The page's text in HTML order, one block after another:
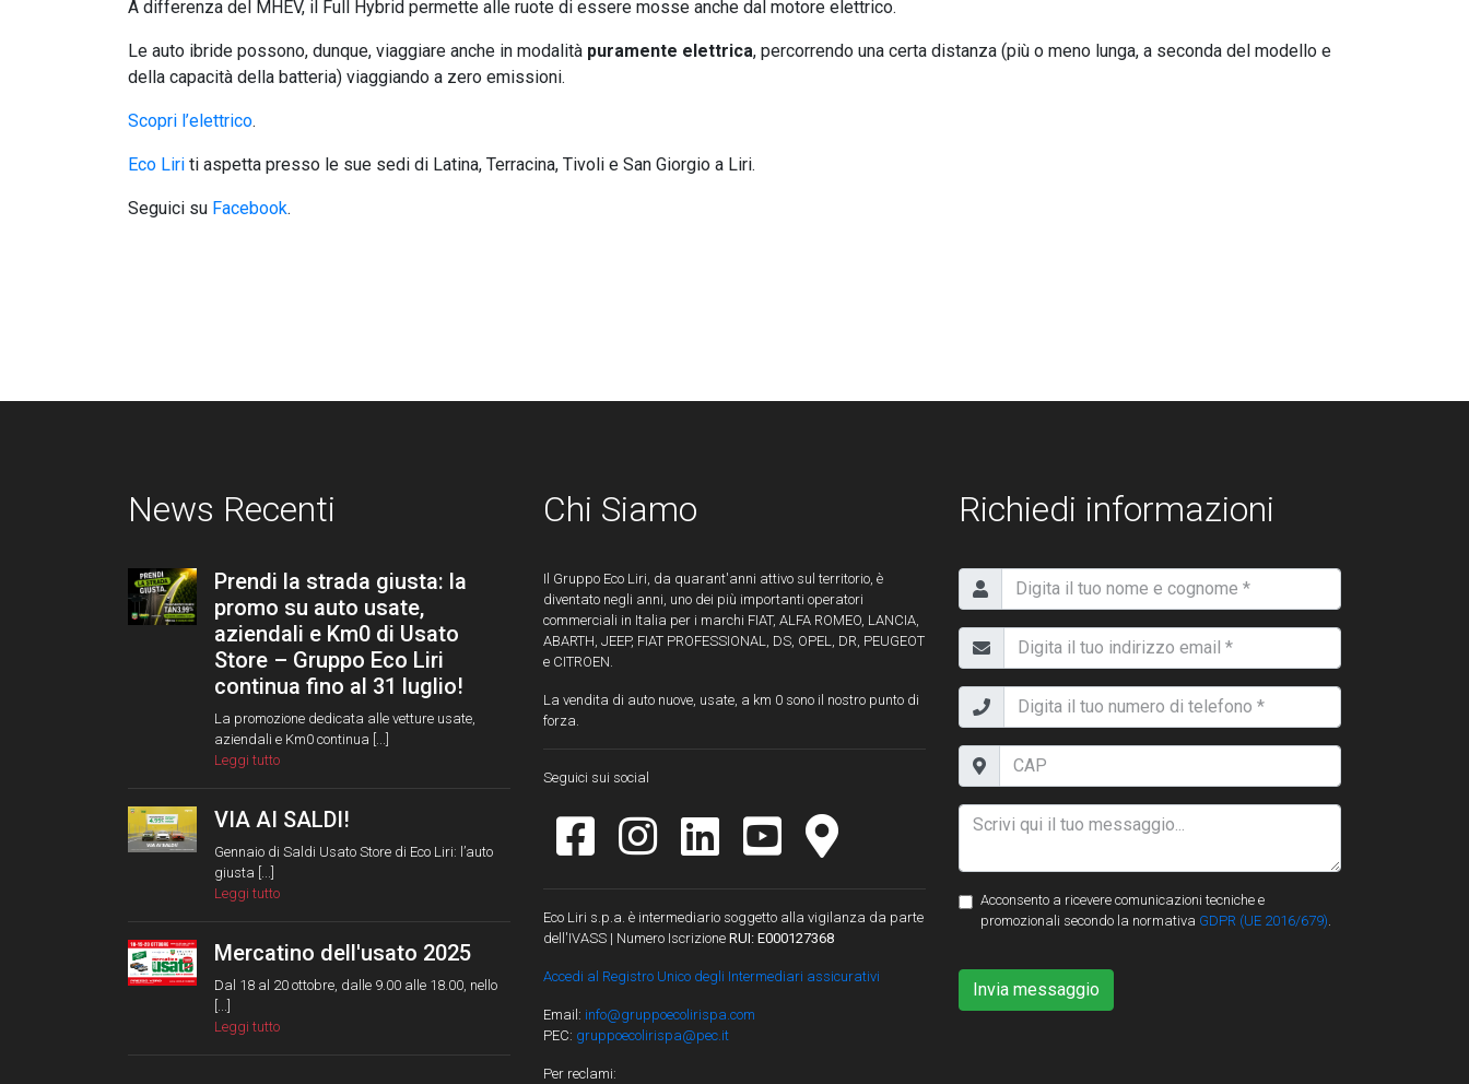
A differenza del MHEV, il Full Hybrid permette alle ruote di essere mosse anche dal motore elettrico.
Le auto ibride possono, dunque, viaggiare anche in modalità puramente elettrica, percorrendo una certa distanza (più o meno lunga, a seconda del modello e
della capacità della batteria) viaggiando a zero emissioni.
Scopri l’elettrico.
Eco Liri ti aspetta presso le sue sedi di Latina, Terracina, Tivoli e San Giorgio a Liri.
Seguici su Facebook.
News Recenti
Prendi la strada giusta: la
promo su auto usate,
aziendali e Km0 di Usato
Store – Gruppo Eco Liri
continua fino al 31 luglio!
La promozione dedicata alle vetture usate,
aziendali e Km0 continua [...]
Leggi tutto
VIA AI SALDI!
Gennaio di Saldi Usato Store di Eco Liri: l’auto
giusta [...]
Leggi tutto
Mercatino dell'usato 2025
Dal 18 al 20 ottobre, dalle 9.00 alle 18.00, nello
Leggi tutto
Chi Siamo
Il Gruppo Eco Liri, da quarant'anni attivo sul territorio, è
diventato negli anni, uno dei più importanti operatori
commerciali in Italia per i marchi FIAT, ALFA ROMEO, LANCIA,
ABARTH, JEEP, FIAT PROFESSIONAL, DS, OPEL, DR, PEUGEOT
e CITROEN.
La vendita di auto nuove, usate, a km 0 sono il nostro punto di
forza.
Seguici sui social
Eco Liri s.p.a. è intermediario soggetto alla vigilanza da parte
dell'IVASS | Numero Iscrizione RUI: E000127368
Accedi al Registro Unico degli Intermediari assicurativi
Email: info@gruppoecolirispa.com
PEC: gruppoecolirispa@pec.it
Per reclami:
Richiedi informazioni
Acconsento a ricevere comunicazioni tecniche e
promozionali secondo la normativa GDPR (UE 2016/679)
Invia messaggio